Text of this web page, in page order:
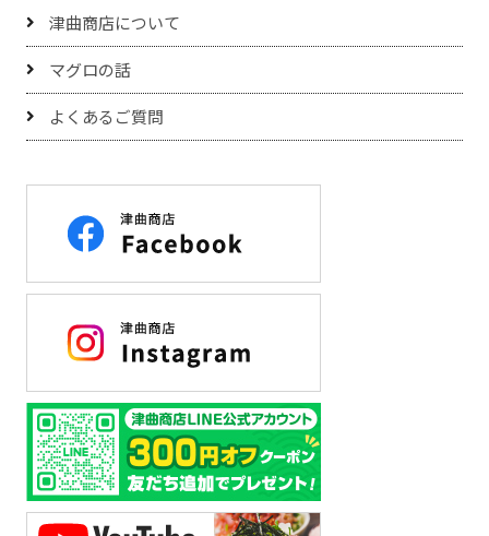
津曲商店について
マグロの話
よくあるご質問